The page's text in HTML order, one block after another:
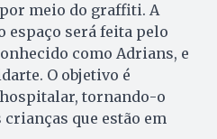
meio do graffiti. A
será feita pelo
como Adrians, e
O objetivo é
tornando-o
que estão em